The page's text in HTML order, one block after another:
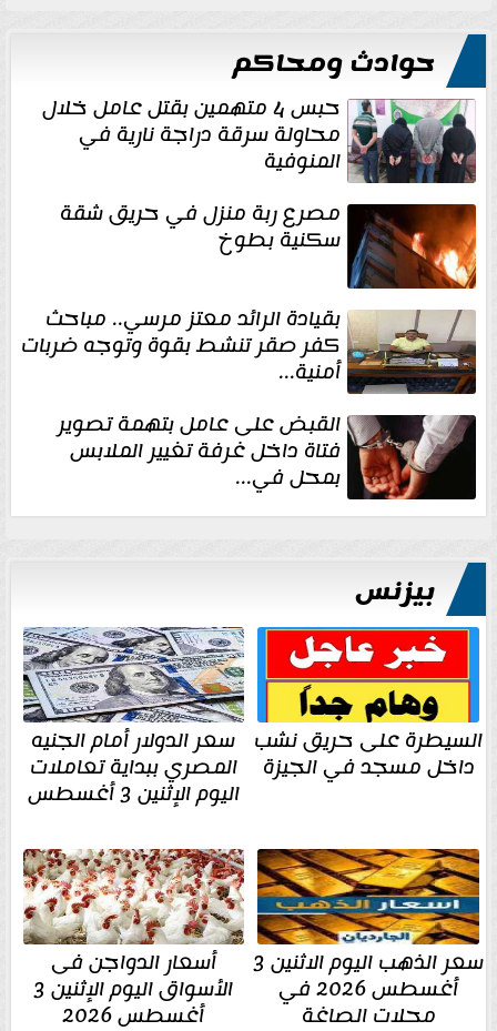
حوادث ومحاكم
حبس 4 متهمين بقتل عامل خلال
محاولة سرقة دراجة نارية في
المنوفية
مصرع ربة منزل في حريق شقة
سكنية بطوخ
بقيادة الرائد معتز مرسي.. مباحث
كفر صقر تنشط بقوة وتوجه ضربات
أمنية...
القبض على عامل بتهمة تصوير
فتاة داخل غرفة تغيير الملابس
بمحل في...
بيزنس
السيطرة على حريق نشب
داخل مسجد في الجيزة
سعر الدولار أمام الجنيه
المصري ببداية تعاملات
اليوم الإثنين 3 أغسطس
سعر الذهب اليوم الاثنين 3
أغسطس 2026 في
محلات الصاغة
أسعار الدواجن فى
الأسواق اليوم الإثنين 3
أغسطس 2026